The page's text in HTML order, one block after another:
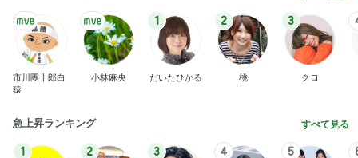
市川團十郎白
猿
小林麻央
1
だいたひかる
2
桃
3
クロ
急上昇ランキング すべて見る
1 2 3 4 5